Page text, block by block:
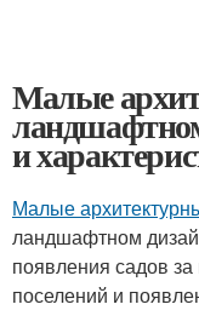
Малые
и
Малые
ландшафтном
появления садов
поселений и